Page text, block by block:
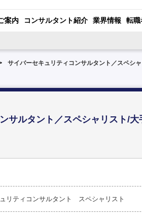
案内 コンサルタント紹介 業界情報 転職
サイバーセキュリティコンサルタント／スペシ
サルタント／スペシャリスト/
リティコンサルタント スペシャリスト